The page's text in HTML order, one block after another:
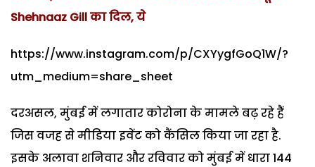
Shehnaaz Gill का दिल, ये
https://www.instagram.com/p/CXYygfGoQ1W/?
utm_medium=share_sheet
दरअसल, मुंबई में लगातार कोरोना के मामले बढ़ रहे हैं
जिस वजह से मीडिया इवेंट को कैंसिल किया जा रहा है.
इसके अलावा शनिवार और रविवार को मुंबई में धारा 144